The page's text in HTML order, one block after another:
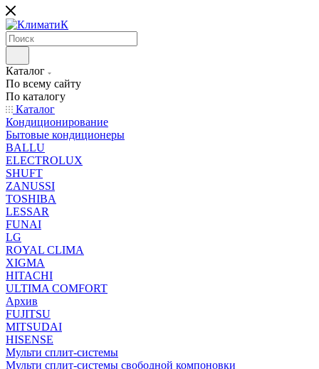
Каталог
По всему сайту
По каталогу
Каталог
Кондиционирование
Бытовые кондиционеры
BALLU
ELECTROLUX
SHUFT
ZANUSSI
TOSHIBA
LESSAR
FUNAI
LG
ROYAL CLIMA
XIGMA
HITACHI
ULTIMA COMFORT
Архив
FUJITSU
MITSUDAI
HISENSE
Мульти сплит-системы
Мульти сплит-системы свободной компоновки